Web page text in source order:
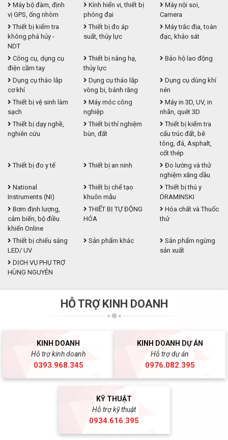
Máy bộ đàm, định
vị GPS, ống nhòm
Kính hiển vi, thiết bị
phóng đại
Máy nội soi,
Camera
Thiết bị kiểm tra
không phá hủy -
NDT
Thiết bị đo áp
suất, thủy lực
Máy trắc địa, toàn
đạc, khảo sát
Công cụ, dụng cụ
điện cầm tay
Thiết bị nâng hạ,
thủy lực
Bảo hộ lao động
Dụng cụ tháo lắp
cơ khí
Dụng cụ tháo lắp
vòng bi, bánh răng
Dụng cụ dùng khí
nén
Thiết bị vệ sinh làm
sạch
Máy móc công
nghiệp
Máy in 3D, UV, in
nhãn, quét 3D
Thiết bị dạy nghề,
nghiên cứu
Thiết bị thí nghiệm
bùn, đất
Thiết bị kiểm tra
cấu trúc đất, bê
tông, đá, Asphalt,
cốt thép
Thiết bị đo y tế
Thiết bị an ninh
Đo lường và thử
nghiệm xăng dầu
National
Instruments (NI)
Thiết bị chế tạo
khuôn mẫu
Thiết bị thú y
DRAMINSKI
Bơm định lượng,
cảm biến, bộ điều
khiển Online
THIẾT BỊ TỰ ĐỘNG
HÓA
Hóa chất và Thuốc
thử
Thiết bị chiếu sáng
LED/ UV
Sản phẩm khác
Sản phẩm ngừng
sản xuất
DỊCH VỤ PHỤ TRỢ
HÙNG NGUYÊN
HỖ TRỢ KINH DOANH
KINH DOANH
Hỗ trợ kinh doanh
0393.968.345
KINH DOANH DỰ ÁN
Hỗ trợ dự án
0976.082.395
KỸ THUẬT
Hỗ trợ kỹ thuật
0934.616.395